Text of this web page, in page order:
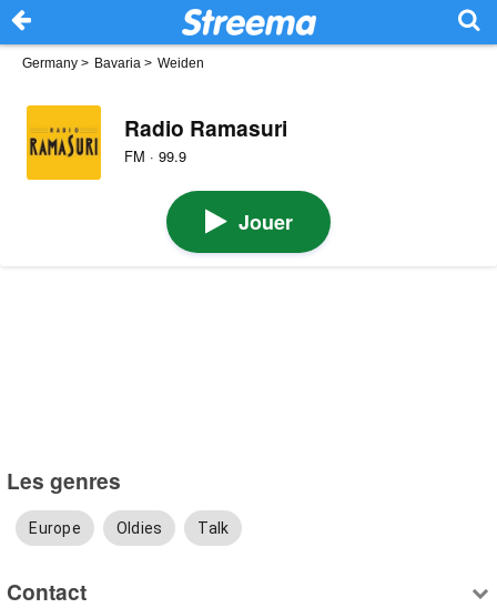
Germany > Bavaria > Weiden
Radio Ramasuri
FM · 99.9
Jouer
Les genres
Europe Oldies Talk
Contact